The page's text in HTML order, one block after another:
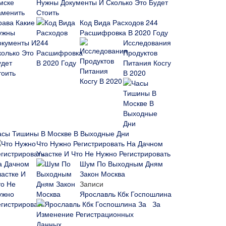
Нужны Документы И Сколько Это Будет
Стоить
Код Вида Расходов 244
Расшифровка В 2020 Году
Исследования
Продуктов
Питания Косгу
В 2020
Тишины В Москве В Выходные Дни
Что Нужно Регистрировать На Дачном
Участке И Что Не Нужно Регистрировать
Шум По Выходным Дням
Закон Москва
Записи
Ярославль Кбк Госпошлина
За